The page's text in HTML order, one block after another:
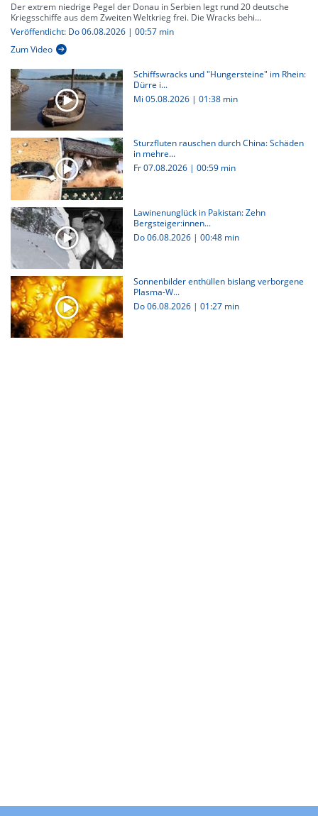
Der extrem niedrige Pegel der Donau in Serbien legt rund 20 deutsche
Kriegsschiffe aus dem Zweiten Weltkrieg frei. Die Wracks behi...
Veröffentlicht: Do 06.08.2026 | 00:57 min
Zum Video
Schiffswracks und "Hungersteine" im Rhein:
Dürre i...
Mi 05.08.2026 | 01:38 min
Sturzfluten rauschen durch China: Schäden
in mehre...
Fr 07.08.2026 | 00:59 min
Lawinenunglück in Pakistan: Zehn
Bergsteiger:innen...
Do 06.08.2026 | 00:48 min
Sonnenbilder enthüllen bislang verborgene
Plasma-W...
Do 06.08.2026 | 01:27 min